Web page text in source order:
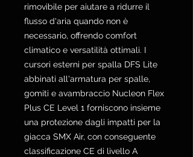
rimovibile per aiutare a ridurre il
flusso d'aria quando non è
necessario, offrendo comfort
climatico e versatilità ottimali. I
cursori esterni per spalla DFS Lite
abbinati all'armatura per spalle,
gomiti e avambraccio Nucleon Flex
Plus CE Level 1 forniscono insieme
una protezione dagli impatti per la
giacca SMX Air, con conseguente
classificazione CE di livello A